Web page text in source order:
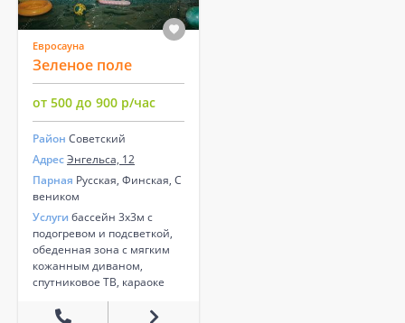
Евросауна
Зеленое поле
от 500 до 900 р/час
Район Советский
АдресЭнгельса, 12
Парная Русская, Финская, С
веником
Услуги бассейн 3х3м с
подогревом и подсветкой,
обеденная зона с мягким
кожанным диваном,
спутниковое ТВ, караоке